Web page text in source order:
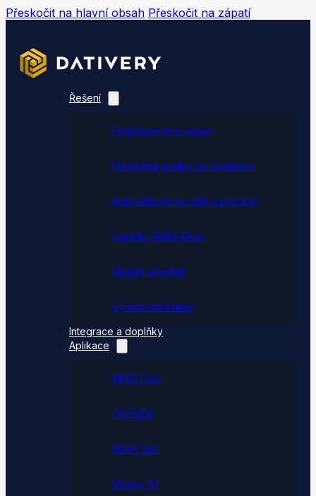
Přeskočit na hlavní obsah Přeskočit na zápatí
Řešení
Propojujeme e-shopy
Přenášíme platby do účetnictví
Automatizujeme data a procesy
Doplňky ABRA Flexi
Mobilní skladník
Vytěžování faktur
Integrace a doplňky
Aplikace
ABRA Flexi
POHODA
ABRA Gen
Money S3